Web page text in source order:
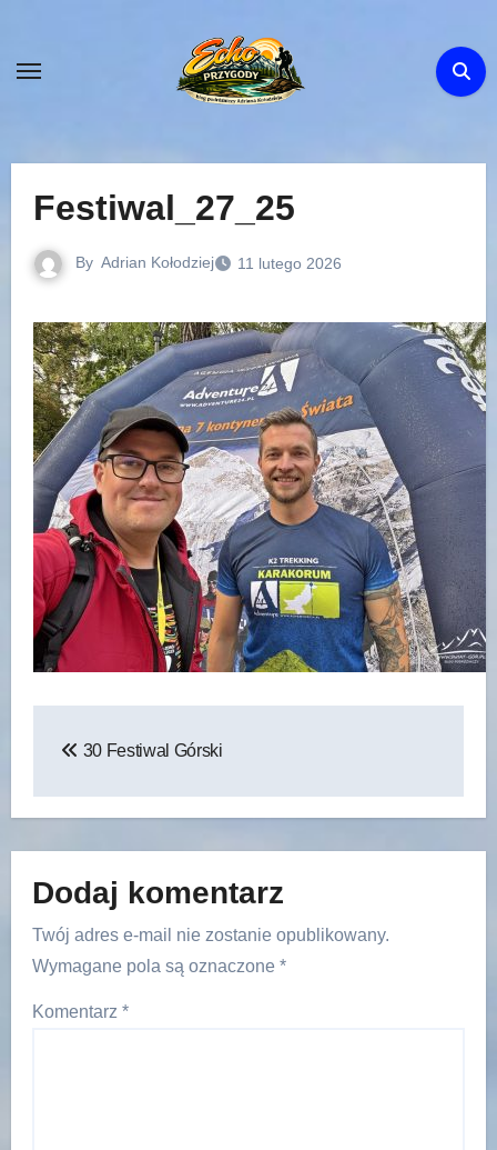
content
Festiwal_27_25
By Adrian Kołodziej 11 lutego 2026
30 Festiwal Górski
Dodaj komentarz
Twój adres e-mail nie zostanie opublikowany.
Wymagane pola są oznaczone *
Komentarz *